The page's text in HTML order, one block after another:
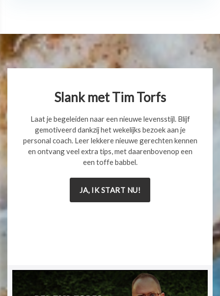
Slank met Tim Torfs
Laat je begeleiden naar een nieuwe levensstijl. Blijf
gemotiveerd dankzij het wekelijks bezoek aan je
personal coach. Leer lekkere nieuwe gerechten kennen
en ontvang veel extra tips, met daarenbovenop een
een toffe babbel.
JA, IK START NU!